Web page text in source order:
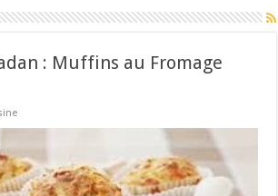
: Muffins au Fromage